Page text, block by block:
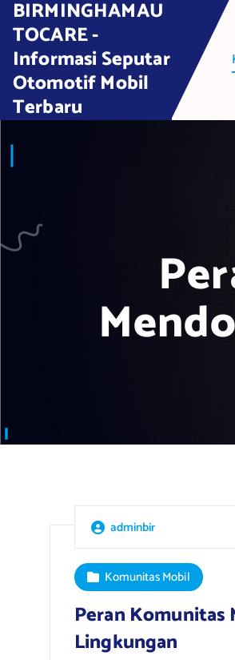
t
BIRMINGHAMAU
TOCARE -
Informasi Seputar
Otomotif Mobil
Terbaru
adminbir
Komunitas Mobil
Peran Komunitas
Lingkungan